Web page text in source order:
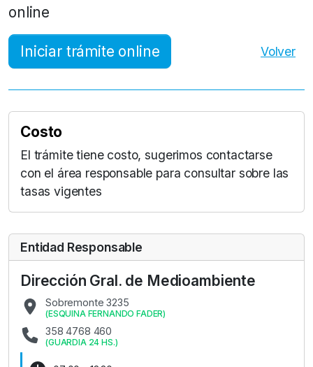
online
Iniciar trámite online Volver
Costo
El trámite tiene costo, sugerimos contactarse
con el área responsable para consultar sobre las
tasas vigentes
Entidad Responsable
Dirección Gral. de Medioambiente
Sobremonte 3235
(ESQUINA FERNANDO FADER)
358 4768 460
(GUARDIA 24 HS.)